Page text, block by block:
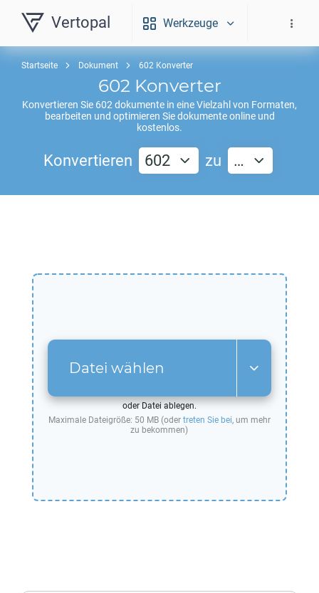
Vertopal Werkzeuge
Startseite Dokument 602 Konverter
602 Konverter
Konvertieren Sie 602 dokumente in eine Vielzahl von Formaten,
bearbeiten und optimieren Sie dokumente online und
kostenlos.
Konvertieren 602 zu …
Datei wählen
oder Datei ablegen.
Maximale Dateigröße: 50 MB (oder treten Sie bei, um mehr
zu bekommen)